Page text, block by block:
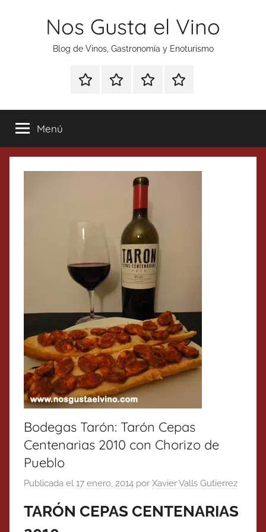
Nos Gusta el Vino
Blog de Vinos, Gastronomía y Enoturismo
Especial
Tonics
Enoturismo
Gastronomía
RankingContacto
Menú
Bodegas Tarón: Tarón Cepas
Centenarias 2010 con Chorizo de
Pueblo
Publicada el 17 enero, 2014 por Xavier Valls Gutierrez
TARÓN CEPAS CENTENARIAS